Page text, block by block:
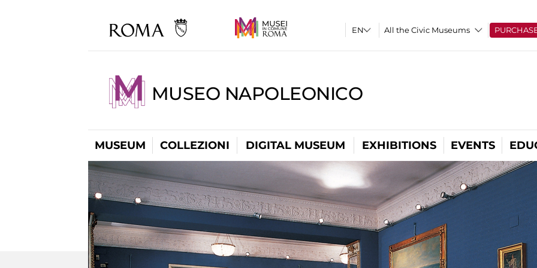
All the Civic Museums
MUSEO NAPOLEONICO
MUSEUM COLLEZIONI DIGITAL MUSEUM EXHIBITIONS EVENTS